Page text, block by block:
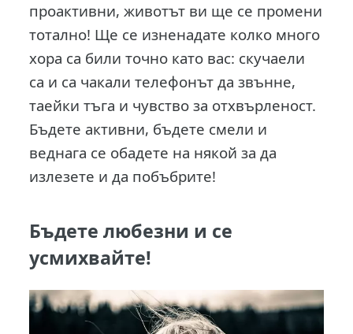
проактивни, животът ви ще се промени
тотално! Ще се изненадате колко много
хора са били точно като вас: скучаели
са и са чакали телефонът да звънне,
таейки тъга и чувство за отхвърленост.
Бъдете активни, бъдете смели и
веднага се обадете на някой за да
излезете и да побъбрите!
Бъдете любезни и се
усмихвайте!